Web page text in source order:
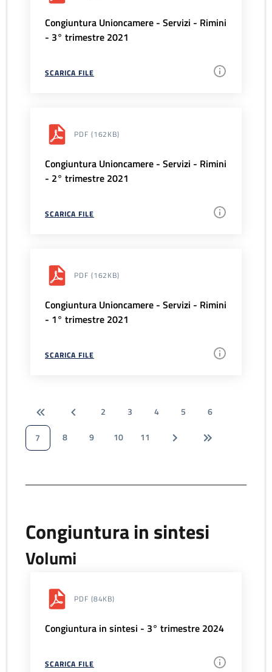
Congiuntura Unioncamere - Servizi - Rimini
- 3° trimestre 2021
SCARICA FILE
PDF (162KB)
Congiuntura Unioncamere - Servizi - Rimini
- 2° trimestre 2021
SCARICA FILE
PDF (162KB)
Congiuntura Unioncamere - Servizi - Rimini
- 1° trimestre 2021
SCARICA FILE
2 3 4 5
6
7
8 9 10 11
Congiuntura in sintesi
Volumi
PDF (84KB)
Congiuntura in sintesi - 3° trimestre 2024
SCARICA FILE